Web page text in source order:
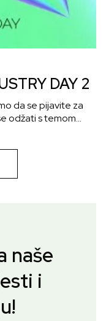
DAY 2
da se pijavite za
odžati s temom…
naše
i